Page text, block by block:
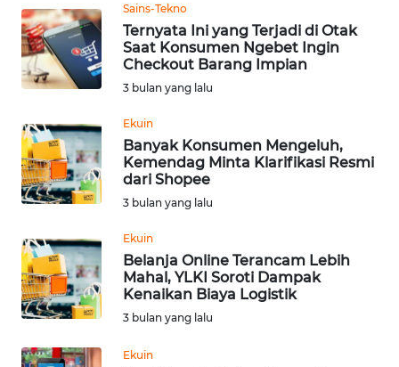
Sains-Tekno
Ternyata Ini yang Terjadi di Otak
Saat Konsumen Ngebet Ingin
Checkout Barang Impian
3 bulan yang lalu
Ekuin
Banyak Konsumen Mengeluh,
Kemendag Minta Klarifikasi Resmi
dari Shopee
3 bulan yang lalu
Ekuin
Belanja Online Terancam Lebih
Mahal, YLKI Soroti Dampak
Kenaikan Biaya Logistik
3 bulan yang lalu
Ekuin
OPINI
Informasi
INDEKS
BERITA
KONTAK
KAMI
INFO
IKLAN
TENTANG